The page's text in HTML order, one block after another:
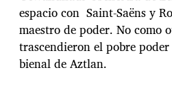
espacio con Saint-Saëns y
maestro de poder. No como
trascendieron el pobre
bienal de Aztlan.